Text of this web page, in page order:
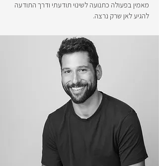
מאמין בפעולה כתנועה לשינוי תודעתי ודרך התודעה
להגיע לאן שרק נרצה.